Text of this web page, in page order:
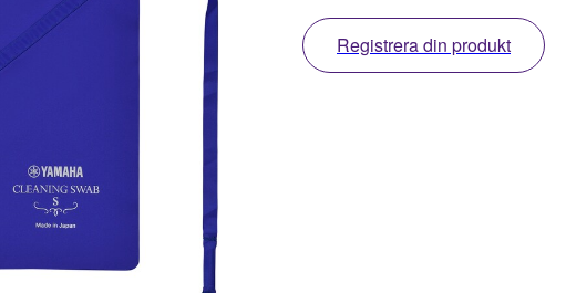
Registrera din produkt